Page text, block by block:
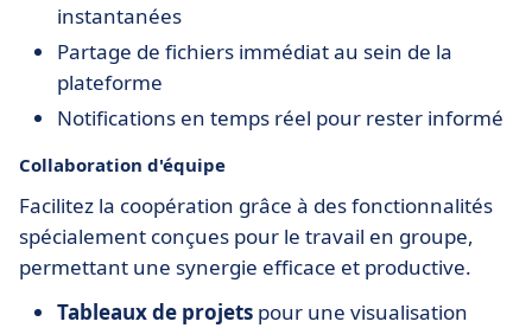
instantanées
Partage de fichiers immédiat au sein de la
plateforme
Notifications en temps réel pour rester informé
Collaboration d'équipe
Facilitez la coopération grâce à des fonctionnalités
spécialement conçues pour le travail en groupe,
permettant une synergie efficace et productive.
Tableaux de projets pour une visualisation